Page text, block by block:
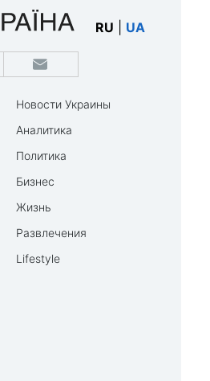
RU UA
Новости Украины
Аналитика
Политика
Бизнес
Жизнь
Развлечения
Lifestyle